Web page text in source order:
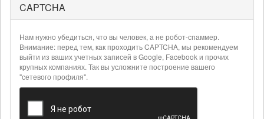
Более
подробная
информация
текстовых
форматах
CAPTCHA
Нам нужно убедиться, что вы человек, а не робот-спаммер.
Внимание: перед тем, как проходить CAPTCHA, мы рекомендуем
выйти из ваших учетных записей в Google, Facebook и прочих
крупных компаниях. Так вы усложните построение вашего
"сетевого профиля".